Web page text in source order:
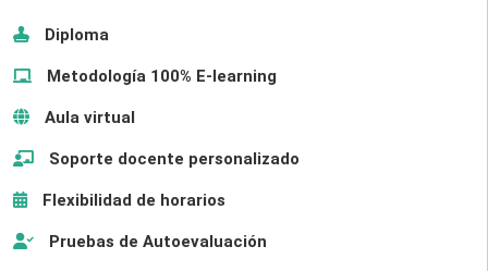
Diploma
Metodología 100% E-learning
Aula virtual
Soporte docente personalizado
Flexibilidad de horarios
Pruebas de Autoevaluación